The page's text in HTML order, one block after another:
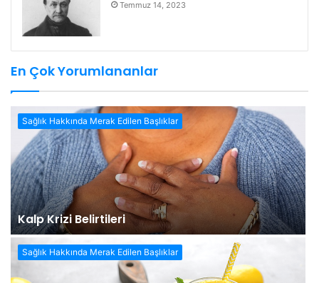
Temmuz 14, 2023
En Çok Yorumlananlar
Sağlık Hakkında Merak Edilen Başlıklar
Kalp Krizi Belirtileri
Sağlık Hakkında Merak Edilen Başlıklar